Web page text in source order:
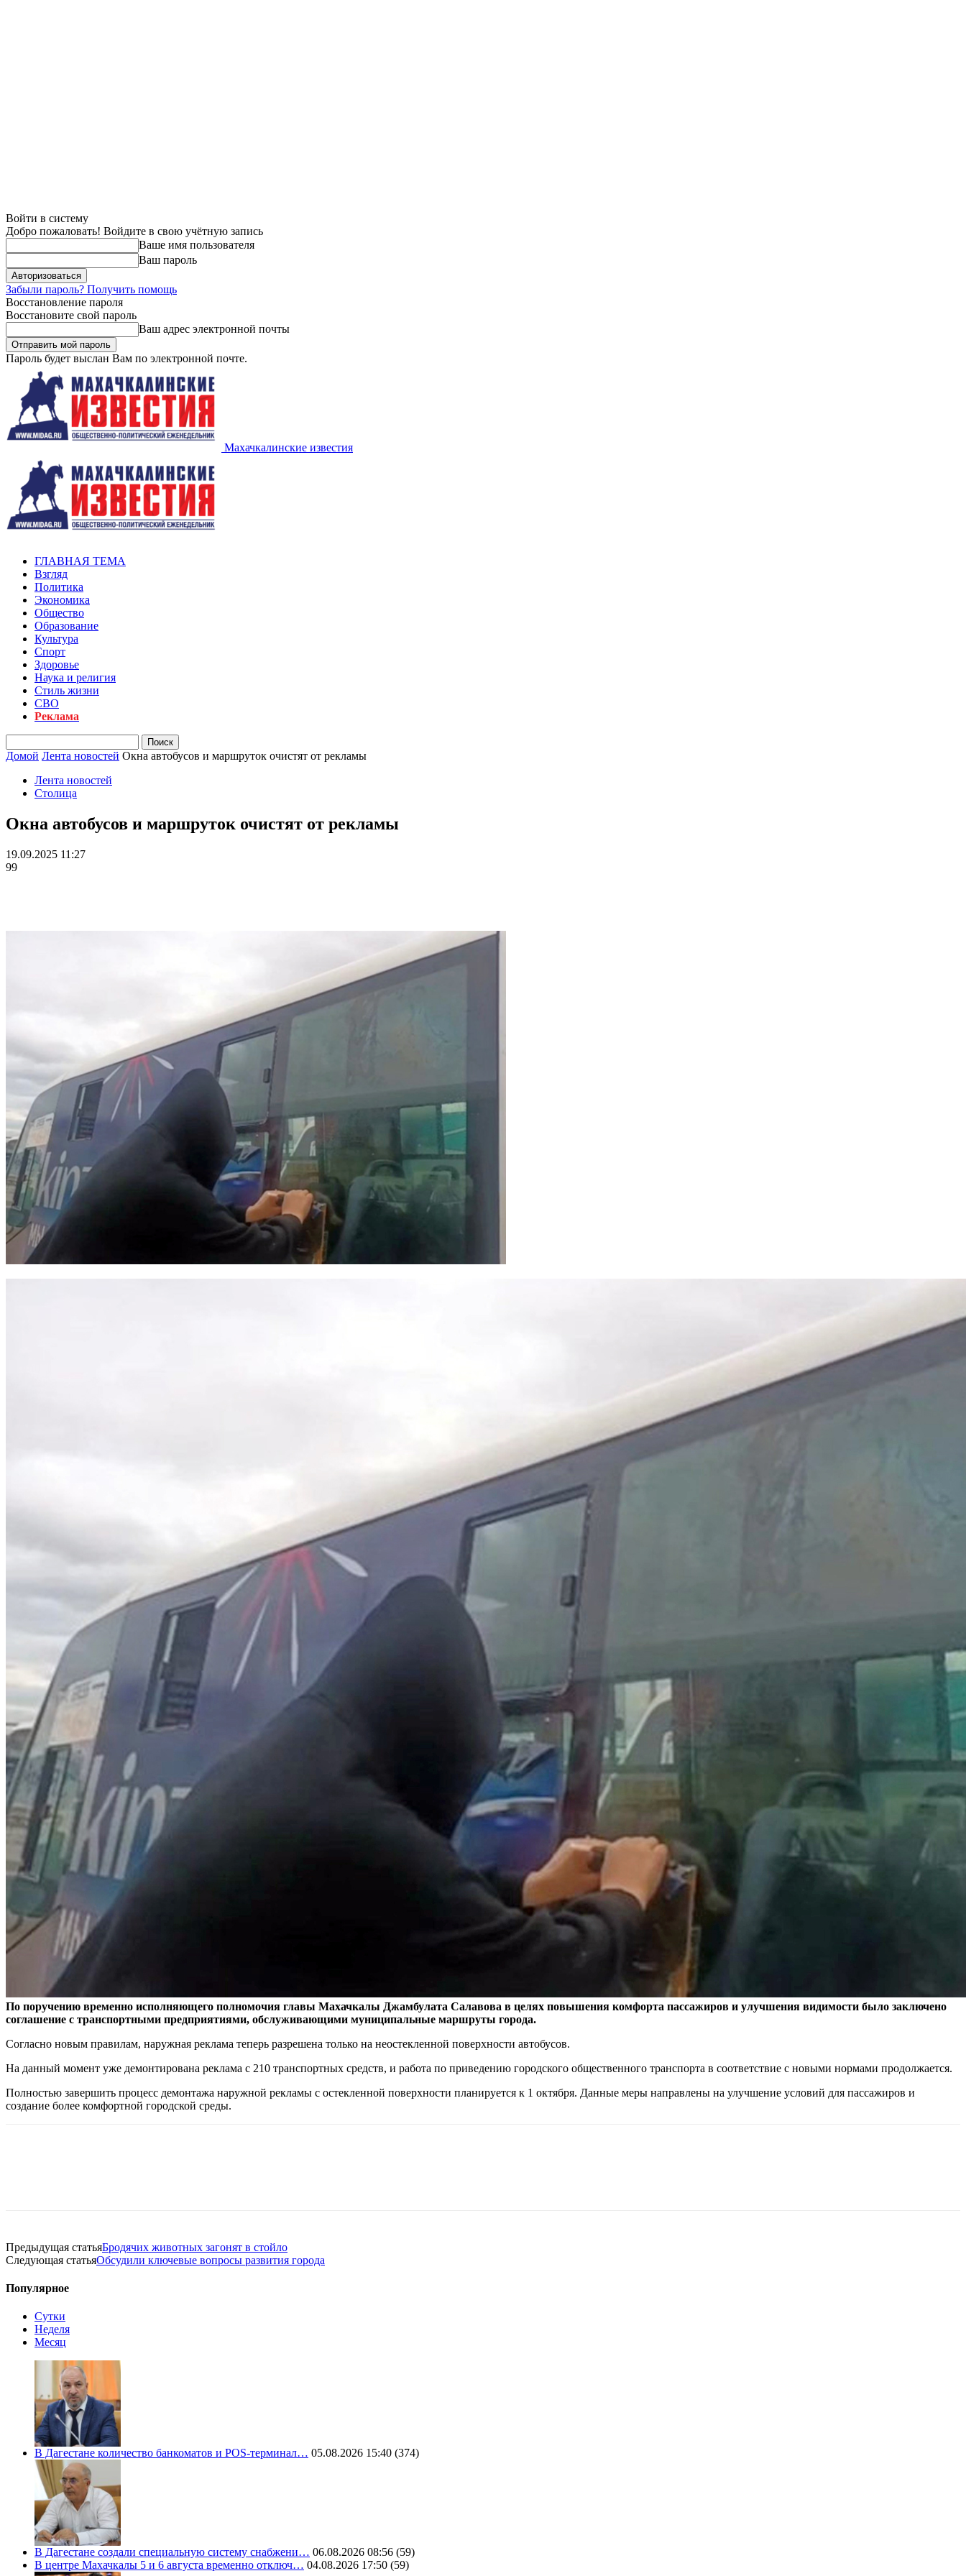
Войти в систему
Добро пожаловать! Войдите в свою учётную запись
Ваше имя пользователя
Ваш пароль
Забыли пароль? Получить помощь
Восстановление пароля
Восстановите свой пароль
Ваш адрес электронной почты
Пароль будет выслан Вам по электронной почте.
Махачкалинские известия
ГЛАВНАЯ ТЕМА
Взгляд
Политика
Экономика
Общество
Образование
Культура
Спорт
Здоровье
Наука и религия
Стиль жизни
СВО
Реклама
Домой Лента новостей Окна автобусов и маршруток очистят от рекламы
Лента новостей
Столица
Окна автобусов и маршруток очистят от рекламы
19.09.2025 11:27
99
По поручению временно исполняющего полномочия главы Махачкалы Джамбулата Салавова в целях повышения комфорта пассажиров и улучшения видимости было заключено
соглашение с транспортными предприятиями, обслуживающими муниципальные маршруты города.
Согласно новым правилам, наружная реклама теперь разрешена только на неостекленной поверхности автобусов.
На данный момент уже демонтирована реклама с 210 транспортных средств, и работа по приведению городского общественного транспорта в соответствие с новыми нормами продолжается.
Полностью завершить процесс демонтажа наружной рекламы с остекленной поверхности планируется к 1 октября. Данные меры направлены на улучшение условий для пассажиров и
создание более комфортной городской среды.
Предыдущая статьяБродячих животных загонят в стойло
Следующая статьяОбсудили ключевые вопросы развития города
Популярное
Сутки
Неделя
Месяц
В Дагестане количество банкоматов и POS-терминал… 05.08.2026 15:40 (374)
В Дагестане создали специальную систему снабжени… 06.08.2026 08:56 (59)
В центре Махачкалы 5 и 6 августа временно отключ… 04.08.2026 17:50 (59)